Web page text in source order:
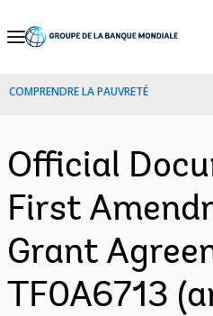
Skip
Navigation
COMPRENDRE LA PAUVRETÉ
Official
First
Grant
TF0A6713